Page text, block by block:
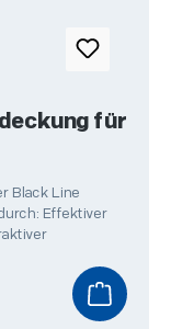
für
Effektiver